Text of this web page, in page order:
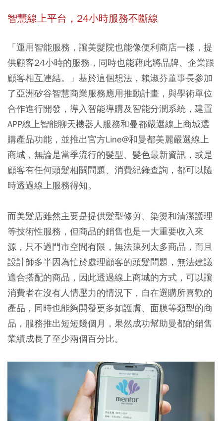
智慧線上平台，24小時服務不斷線
「運用智能服務，讓美髮院也能像便利商店一樣，提
供顧客24小時的服務，同時也能藉此將品牌、企業跟
顧客相互連結。」基於這個想法，賴淑芬董事長參加
了亞洲矽谷智慧商業服務應用推動計畫，與學術單位
合作進行開發，導入智能導購及智能分潤系統，建置
APP線上智能聊天機器人服務和曼都嚴選線上商城選
購產品功能，並推出官方Line@和曼都美麗嚴選線上
商城，無論是當季流行的髮型、髮色最新資訊，或是
顧客有任何頭髮相關問題、消費紀錄查詢，都可以隨
時透過線上服務得知。
而美髮店雖然主要是提供髮型修剪、染燙和清潔護理
等技術性服務，但商品的銷售也是一大重要收入來
源，只不過門市空間有限，無法陳列太多商品，而且
設計師多半因為忙於處理顧客的頭髮問題，無法建議
適合搭配的商品，因此透過線上商城的方式，可以讓
消費者在沒有人情壓力的情況下，自在選購所喜歡的
產品，同時也能夠開發更多如護膚、面膜等類型的商
品，服務推出短短幾個月，果然成功幫助曼都的銷售
業績成長了至少兩個百分比。